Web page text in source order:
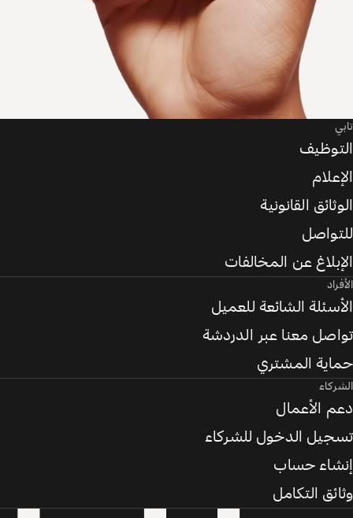
تابي
التوظيف
الإعلام
الوثائق القانونية
للتواصل
الإبلاغ عن المخالفات
الأفراد
الأسئلة الشائعة للعميل
تواصل معنا عبر الدردشة
حماية المشتري
الشركاء
دعم الأعمال
تسجيل الدخول للشركاء
إنشاء حساب
وثائق التكامل